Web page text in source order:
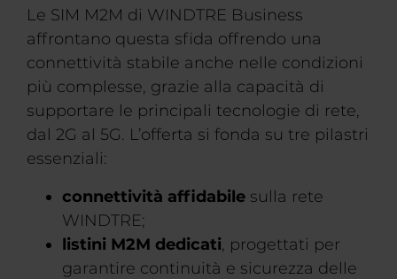
Le SIM M2M di WINDTRE Business
affrontano questa sfida offrendo una
connettività stabile anche nelle condizioni
più complesse, grazie alla capacità di
supportare le principali tecnologie di rete,
dal 2G al 5G. L’offerta si fonda su tre pilastri
essenziali:
connettività affidabile sulla rete
WINDTRE;
listini M2M dedicati, progettati per
garantire continuità e sicurezza delle